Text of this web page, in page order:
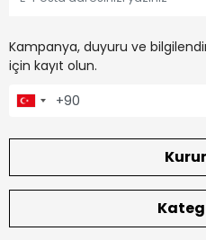
Kampanya, duyuru ve
için kayıt olun.